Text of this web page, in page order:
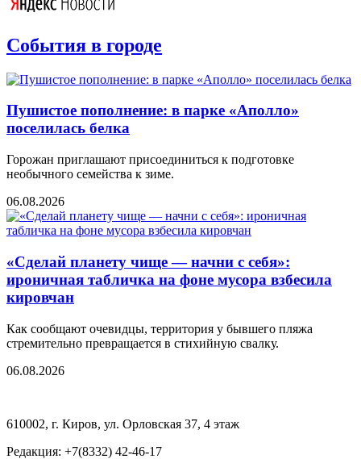
События в городе
Пушистое пополнение: в парке «Аполло»
поселилась белка
Горожан приглашают присоединиться к подготовке
необычного семейства к зиме.
06.08.2026
«Сделай планету чище — начни с себя»:
ироничная табличка на фоне мусора взбесила
кировчан
Как сообщают очевидцы, территория у бывшего пляжа
стремительно превращается в стихийную свалку.
06.08.2026
610002, г. Киров, ул. Орловская 37, 4 этаж
Редакция: +7(8332) 42-46-17